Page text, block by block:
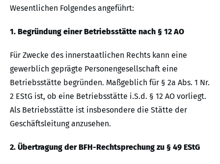
Wesentlichen Folgendes angeführt:
1. Begründung einer Betriebsstätte nach § 12 AO
Für Zwecke des innerstaatlichen Rechts kann eine
gewerblich geprägte Personengesellschaft eine
Betriebsstätte begründen. Maßgeblich für § 2a Abs. 1 Nr.
2 EStG ist, ob eine Betriebsstätte i.S.d. § 12 AO vorliegt.
Als Betriebsstätte ist insbesondere die Stätte der
Geschäftsleitung anzusehen.
2. Übertragung der BFH-Rechtsprechung zu § 49 EStG